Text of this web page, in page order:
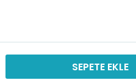
SEPETE EKLE